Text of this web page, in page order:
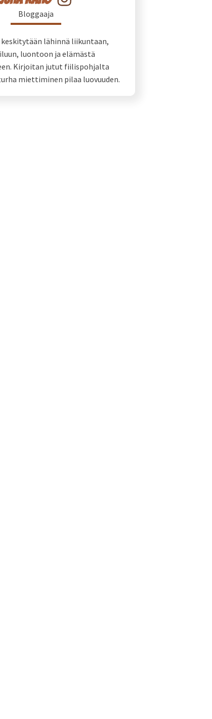
Bloggaaja
lähinnä liikuntaan,
luontoon ja elämästä
Kirjoitan jutut fiilispohjalta
miettiminen pilaa luovuuden.